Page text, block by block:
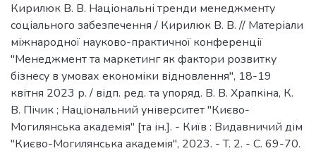
Кирилюк В. В. Національні тренди менеджменту
соціального забезпечення / Кирилюк В. В. // Матеріали
міжнародної науково-практичної конференції
"Менеджмент та маркетинг як фактори розвитку
бізнесу в умовах економіки відновлення", 18-19
квітня 2023 р. / відп. ред. та упоряд. В. В. Храпкіна, К.
В. Пічик ; Національний університет "Києво-
Могилянська академія" [та ін.]. - Київ : Видавничий дім
"Києво-Могилянська академія", 2023. - T. 2. - C. 69-70.